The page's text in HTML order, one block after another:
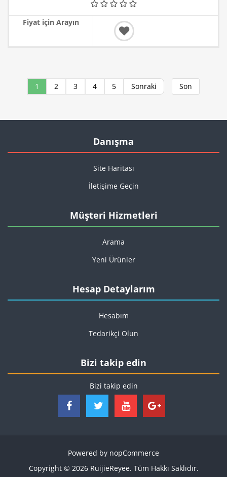
Fiyat için Arayın
1 2 3 4 5 Sonraki Son
Danışma
Site Haritası
İletişime Geçin
Müşteri Hizmetleri
Arama
Yeni Ürünler
Hesap Detaylarım
Hesabım
Tedarikçi Olun
Bizi takip edin
Bizi takip edin
Powered by nopCommerce
Copyright © 2026 RuijieReyee. Tüm Hakkı Saklıdır.